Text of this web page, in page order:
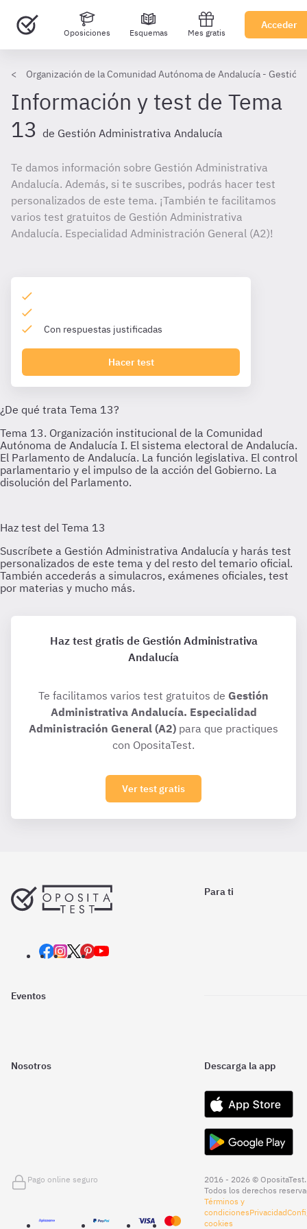
Oposiciones Esquemas Mes gratis
Acceder
Organización de la Comunidad Autónoma de Andalucía -
Información y test de Tema
13 de Gestión Administrativa Andalucía
Te damos información sobre Gestión Administrativa
Andalucía. Además, si te suscribes, podrás hacer test
personalizados de este tema. ¡También te facilitamos
varios test gratuitos de Gestión Administrativa
Andalucía. Especialidad Administración General (A2)!
Con respuestas justificadas
Hacer test
Haz test gratis de Gestión Administrativa
Andalucía
Te facilitamos varios test gratuitos de Gestión
Administrativa Andalucía. Especialidad
Administración General (A2) para que practiques
con OpositaTest.
Ver test gratis
Para ti
Eventos
Nosotros Descarga la app
Pago online seguro
2016 - 2026 © OpositaTest.
Todos los derechos
Términos y
condicionesPrivacidad
cookies